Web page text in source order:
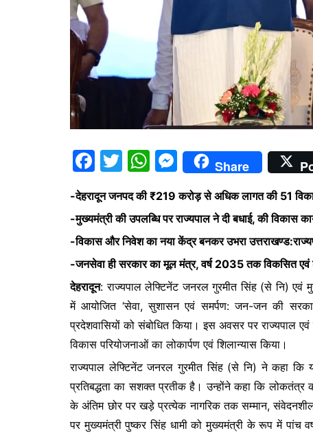
F
c
e
b
o
o
k
T
itt
er
W
at
s
A
p
p
M
e
s
s
e
n
g
er
Share
-देहरादून जनपद की ₹219 करोड़ से अधिक लागत की 51
-मुख्यमंत्री की उपलब्धि पर राज्यपाल ने दी बधाई, की विकास
-विकास और निवेश का नया केंद्र बनकर उभरा
-जनसेवा ही सरकार का मूल मंत्र, वर्ष 2035 तक विकसित एवं
देहरादून: राज्यपाल लेफ्टिनेंट जनरल गुरमीत सिंह (से नि) एवं
में आयोजित ‘सेवा, सुशासन एवं समर्पण: जन-जन की
प्रदेशवासियों को संबोधित किया। इस अवसर पर राज्यपाल
विकास परियोजनाओं का लोकार्पण एवं शिलान्यास किया।
राज्यपाल लेफ्टिनेंट जनरल गुरमीत सिंह (से नि) ने कहा
प्रतिबद्धता का सशक्त प्रतीक है। उन्होंने कहा कि
के अंतिम छोर पर खड़े प्रत्येक नागरिक तक सम्मान,
पर मुख्यमंत्री पुष्कर सिंह धामी को मुख्यमंत्री के रूप में पांच